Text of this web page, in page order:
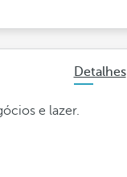
Detalhes
e lazer.